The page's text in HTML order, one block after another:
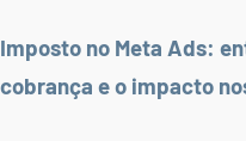
Imposto no Meta Ads:
cobrança e o impacto